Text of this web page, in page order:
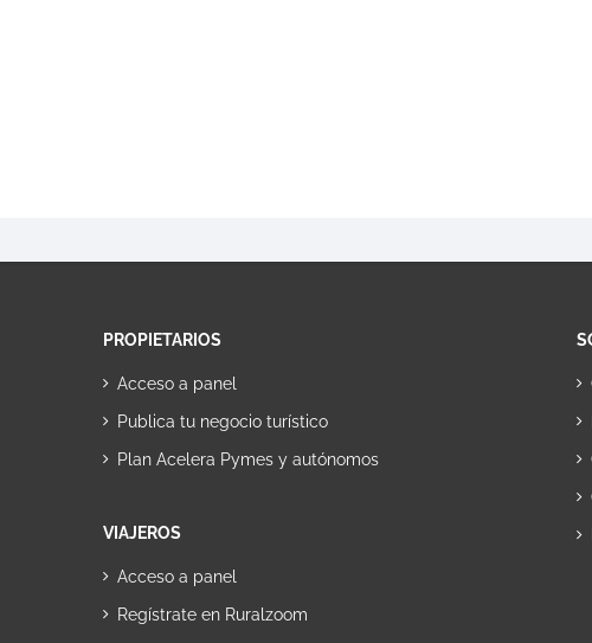
PROPIETARIOS
Acceso a panel
Publica tu negocio turístico
Plan Acelera Pymes y autónomos
VIAJEROS
Acceso a panel
Regístrate en Ruralzoom